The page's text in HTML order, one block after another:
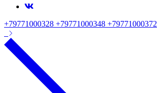
+79771000328 +79771000348 +79771000372